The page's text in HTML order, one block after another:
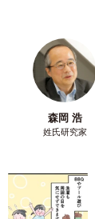
森岡 浩
姓氏研究家